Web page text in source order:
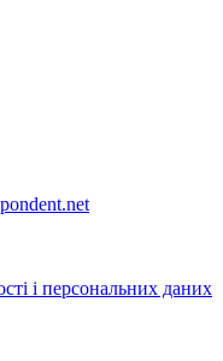
і персональних даних